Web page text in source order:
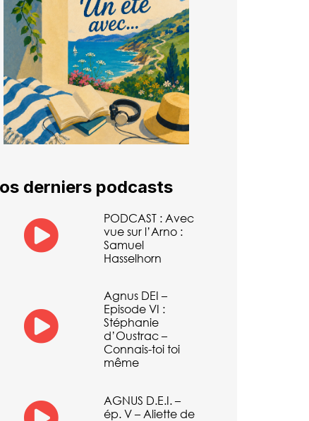
derniers podcasts
PODCAST : Avec
vue sur l’Arno :
Samuel
Hasselhorn
Agnus DEI –
Episode VI :
Stéphanie
d’Oustrac –
Connais-toi toi
même
AGNUS D.E.I. –
ép. V – Aliette de